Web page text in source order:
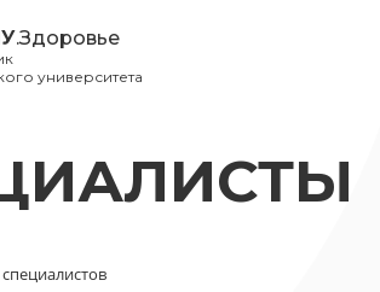
.Здоровье
университета